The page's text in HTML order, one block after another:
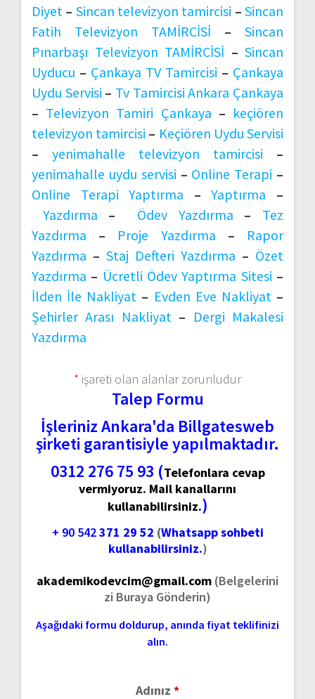
Diyet – Sincan televizyon tamircisi –Sincan
Fatih Televizyon TAMİRCİSİ – Sincan
Pınarbaşı Televizyon TAMİRCİSİ – Sincan
Uyducu – Çankaya TV Tamircisi – Çankaya
Uydu Servisi – Tv Tamircisi Ankara Çankaya
– Televizyon Tamiri Çankaya – keçiören
televizyon tamircisi – Keçiören Uydu Servisi
– yenimahalle televizyon tamircisi –
yenimahalle uydu servisi – Online Terapi –
Online Terapi Yaptırma –Yaptırma –
Yazdırma – Ödev Yazdırma – Tez
Yazdırma – Proje Yazdırma – Rapor
Yazdırma – Staj Defteri Yazdırma – Özet
Yazdırma – Ücretli Ödev Yaptırma Sitesi –
İlden İle Nakliyat – Evden Eve Nakliyat –
Şehirler Arası Nakliyat – Dergi Makalesi
Yazdırma
* işareti olan alanlar zorunludur
Talep Formu
İşleriniz Ankara'da Billgatesweb
şirketi garantisiyle yapılmaktadır.
0312 276 75 93 (Telefonlara cevap
vermiyoruz. Mail kanallarını
kullanabilirsiniz.)
+ 90 542371 29 52 (Whatsapp sohbeti
kullanabilirsiniz.)
akademikodevcim@gmail.com (Belgelerini
zi Buraya Gönderin)
Aşağıdaki formu doldurup, anında fiyat teklifinizi
alın.
Adınız *